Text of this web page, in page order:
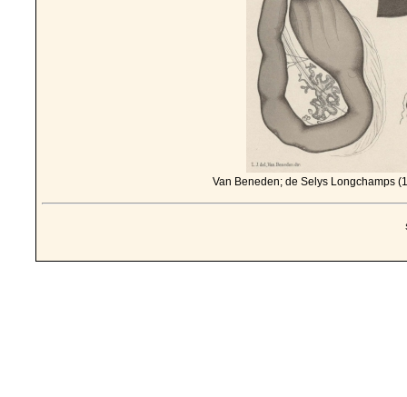
Van Beneden; de Selys Longchamps